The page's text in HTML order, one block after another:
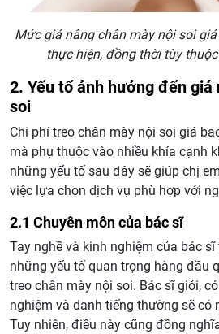
Mức giá nâng chân mày nội soi
thực hiện, đồng thời tùy
2. Yếu tố ảnh hưởng đến giá
soi
Chi phí treo chân mày nội soi giá
mà phụ thuộc vào nhiều khía cạnh
những yếu tố sau đây sẽ giúp chị
việc lựa chọn dịch vụ phù hợp với
2.1 Chuyên môn của bác sĩ
Tay nghề và kinh nghiệm của bác
những yếu tố quan trọng hàng đầu
treo chân mày nội soi. Bác sĩ giỏi,
nghiệm và danh tiếng thường sẽ có
Tuy nhiên, điều này cũng đồng